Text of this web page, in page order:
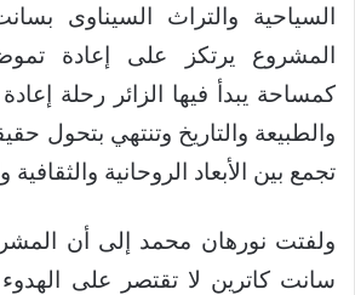
السياحية والتراث السيناوى
المشروع يرتكز على إعادة
كمساحة يبدأ فيها الزائر رحلة
والطبيعة والتاريخ وتنتهي بتحول
تجمع بين الأبعاد الروحانية والثقافية
ولفتت نورهان محمد إلى أن
سانت كاترين لا تقتصر على